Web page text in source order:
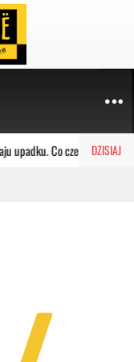
DZISIAJ
upadku. Co czeka placówkę?